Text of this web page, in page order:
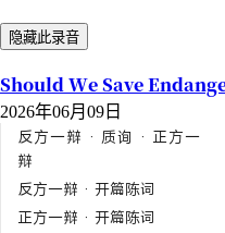
隐藏此录音
Should We Save
2026年06月09日
反方一辩 · 质询 · 正方一
辩
反方一辩 · 开篇陈词
正方一辩 · 开篇陈词